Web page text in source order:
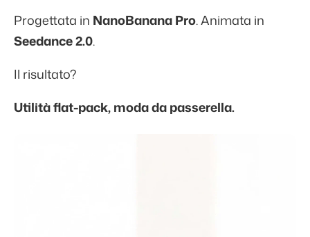
Progettata in NanoBanana Pro. Animata in
Seedance 2.0.
Il risultato?
Utilità flat-pack, moda da passerella.